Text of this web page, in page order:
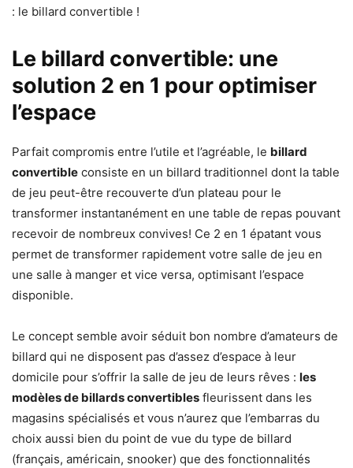
: le billard convertible !
Le billard convertible: une
solution 2 en 1 pour optimiser
l’espace
Parfait compromis entre l’utile et l’agréable, le billard
convertible consiste en un billard traditionnel dont la table
de jeu peut-être recouverte d’un plateau pour le
transformer instantanément en une table de repas pouvant
recevoir de nombreux convives! Ce 2 en 1 épatant vous
permet de transformer rapidement votre salle de jeu en
une salle à manger et vice versa, optimisant l’espace
disponible.
Le concept semble avoir séduit bon nombre d’amateurs de
billard qui ne disposent pas d’assez d’espace à leur
domicile pour s’offrir la salle de jeu de leurs rêves : les
modèles de billards convertibles fleurissent dans les
magasins spécialisés et vous n’aurez que l’embarras du
choix aussi bien du point de vue du type de billard
(français, américain, snooker) que des fonctionnalités